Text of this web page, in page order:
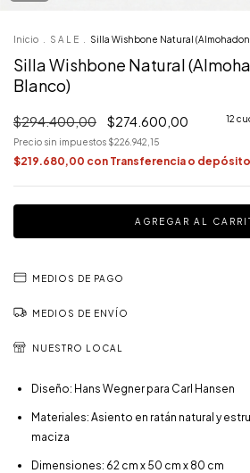
Inicio S A L E Silla Wishbone Natural
Silla Wishbone Natural
Blanco)
$294.400,00 $274.600,00 12
Precio sin impuestos $226.942,15
$219.680,00 con Transferencia o
MEDIOS DE PAGO
MEDIOS DE ENVÍO
NUESTRO LOCAL
Diseño: Hans Wegner para Carl Hansen
Materiales: Asiento en ratán natural y
maciza
Dimensiones: 62 cm x 50 cm x 80 cm